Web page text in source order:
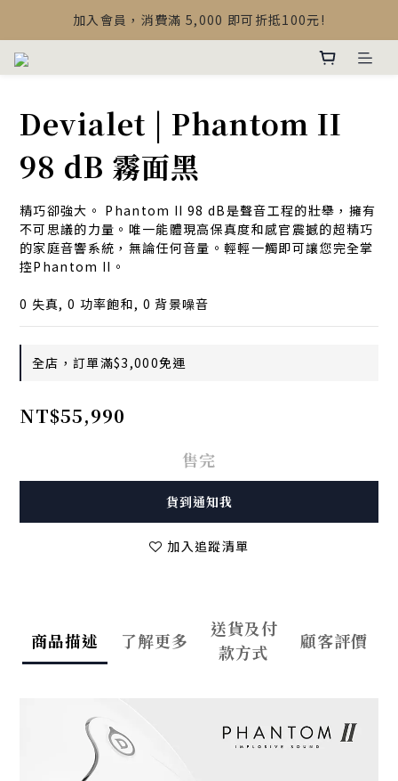
【最新公告】Devialet Mania 盒內配件調整說明
加入會員，消費滿 5,000 即可折抵100元!
【最新公告】Devialet Mania 盒內配件調整說明
Devialet | Phantom II
98 dB 霧面黑
精巧卻強大。 Phantom II 98 dB是聲音工程的壯舉，擁有
不可思議的力量。唯一能體現高保真度和感官震撼的超精巧
的家庭音響系統，無論任何音量。輕輕一觸即可讓您完全掌
控Phantom II。
0 失真, 0 功率飽和, 0 背景噪音
全店，訂單滿$3,000免運
NT$55,990
售完
貨到通知我
加入追蹤清單
商品描述 了解更多
送貨及付
款方式
顧客評價